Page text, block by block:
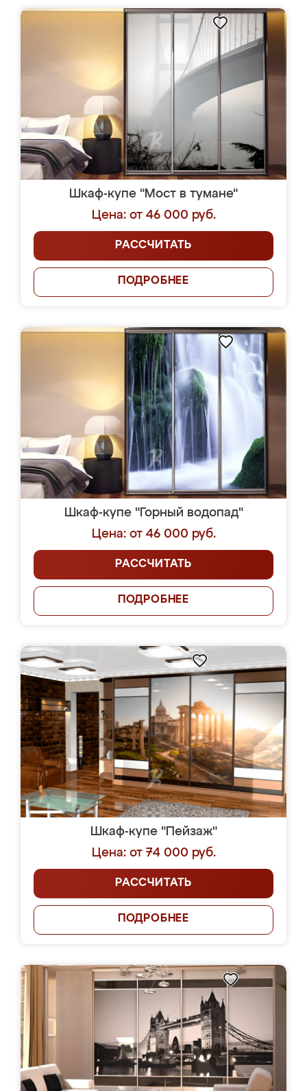
Шкаф-купе "Мост в тумане"
Цена: от 46 000 руб.
РАССЧИТАТЬ
ПОДРОБНЕЕ
Шкаф-купе "Горный водопад"
Цена: от 46 000 руб.
РАССЧИТАТЬ
ПОДРОБНЕЕ
Шкаф-купе "Пейзаж"
Цена: от 74 000 руб.
РАССЧИТАТЬ
ПОДРОБНЕЕ